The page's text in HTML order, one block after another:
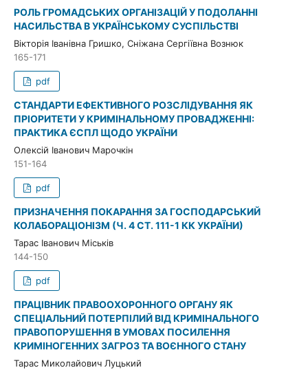
РОЛЬ ГРОМАДСЬКИХ ОРГАНІЗАЦІЙ У ПОДОЛАННІ
НАСИЛЬСТВА В УКРАЇНСЬКОМУ СУСПІЛЬСТВІ
Вікторія Іванівна Гришко, Сніжана Сергіївна Вознюк
165-171
pdf
СТАНДАРТИ ЕФЕКТИВНОГО РОЗСЛІДУВАННЯ ЯК
ПРІОРИТЕТИ У КРИМІНАЛЬНОМУ ПРОВАДЖЕННІ:
ПРАКТИКА ЄСПЛ ЩОДО УКРАЇНИ
Олексій Іванович Марочкін
151-164
pdf
ПРИЗНАЧЕННЯ ПОКАРАННЯ ЗА ГОСПОДАРСЬКИЙ
КОЛАБОРАЦІОНІЗМ (Ч. 4 СТ. 111-1 КК УКРАЇНИ)
Тарас Іванович Міськів
144-150
pdf
ПРАЦІВНИК ПРАВООХОРОННОГО ОРГАНУ ЯК
СПЕЦІАЛЬНИЙ ПОТЕРПІЛИЙ ВІД КРИМІНАЛЬНОГО
ПРАВОПОРУШЕННЯ В УМОВАХ ПОСИЛЕННЯ
КРИМІНОГЕННИХ ЗАГРОЗ ТА ВОЄННОГО СТАНУ
Тарас Миколайович Луцький